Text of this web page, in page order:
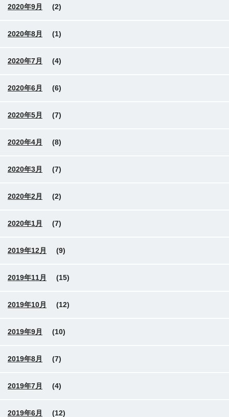
2020年9月 (2)
2020年8月 (1)
2020年7月 (4)
2020年6月 (6)
2020年5月 (7)
2020年4月 (8)
2020年3月 (7)
2020年2月 (2)
2020年1月 (7)
2019年12月 (9)
2019年11月 (15)
2019年10月 (12)
2019年9月 (10)
2019年8月 (7)
2019年7月 (4)
2019年6月 (12)